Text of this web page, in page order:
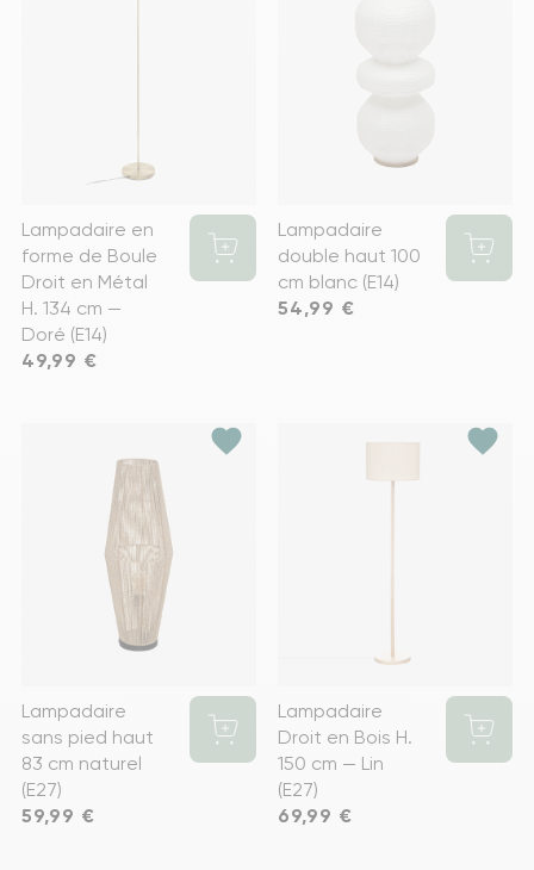
Lampadaire en
forme de Boule
Droit en Métal
H. 134 cm —
Doré (E14)
Prix
49,99 €
Lampadaire
double haut 100
cm blanc (E14)
Prix
54,99 €
favorite
Lampadaire
sans pied haut
83 cm naturel
(E27)
Prix
59,99 €
favorite
Lampadaire
Droit en Bois H.
150 cm — Lin
(E27)
Prix
69,99 €